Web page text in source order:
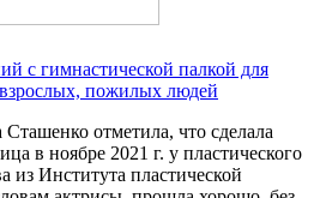
с гимнастической палкой для
пожилых людей
отметила, что сделала
в ноябре 2021 г. у пластического
из Института пластической